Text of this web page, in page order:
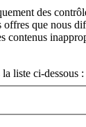
des
que nous
contenus
liste ci-dessous :